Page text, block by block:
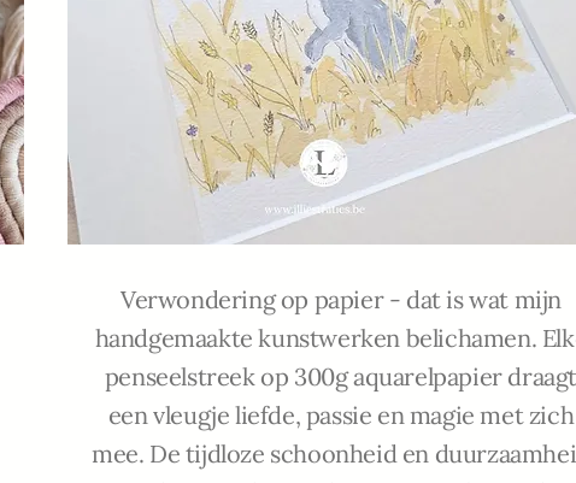
Verwondering op papier - dat is wat mijn
handgemaakte kunstwerken belichamen.
penseelstreek op 300g aquarelpapier
een vleugje liefde, passie en magie met zich
mee. De tijdloze schoonheid en